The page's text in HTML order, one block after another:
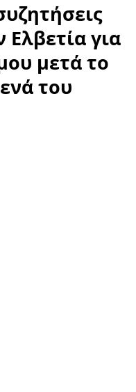
για
μετά το
του